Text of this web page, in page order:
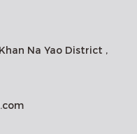
Na Yao District ,